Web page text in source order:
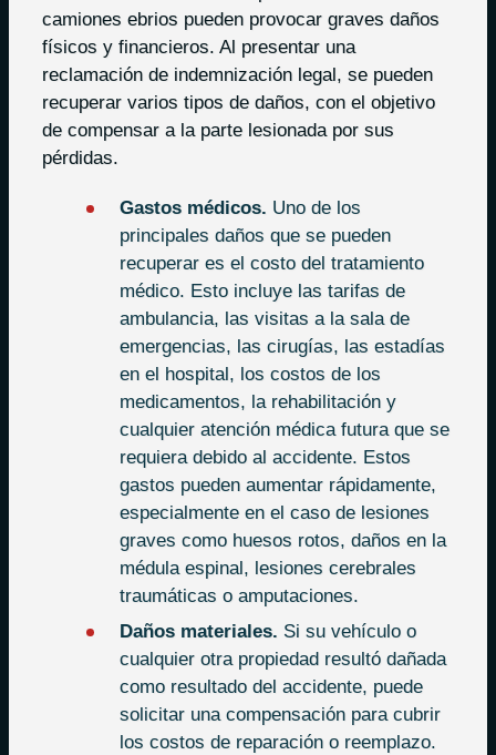
camiones ebrios pueden provocar graves daños
físicos y financieros. Al presentar una
reclamación de indemnización legal, se pueden
recuperar varios tipos de daños, con el objetivo
de compensar a la parte lesionada por sus
pérdidas.
Gastos médicos. Uno de los
principales daños que se pueden
recuperar es el costo del tratamiento
médico. Esto incluye las tarifas de
ambulancia, las visitas a la sala de
emergencias, las cirugías, las estadías
en el hospital, los costos de los
medicamentos, la rehabilitación y
cualquier atención médica futura que se
requiera debido al accidente. Estos
gastos pueden aumentar rápidamente,
especialmente en el caso de lesiones
graves como huesos rotos, daños en la
médula espinal, lesiones cerebrales
traumáticas o amputaciones.
Daños materiales. Si su vehículo o
cualquier otra propiedad resultó dañada
como resultado del accidente, puede
solicitar una compensación para cubrir
los costos de reparación o reemplazo.